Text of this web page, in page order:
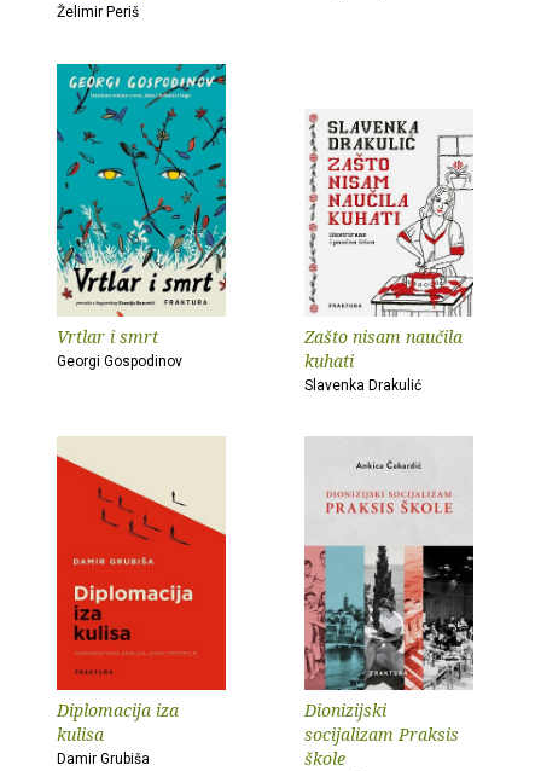
Želimir Periš
Vrtlar i smrt
Georgi Gospodinov
Zašto nisam naučila
kuhati
Slavenka Drakulić
Diplomacija iza
kulisa
Damir Grubiša
Dionizijski
socijalizam Praksis
škole